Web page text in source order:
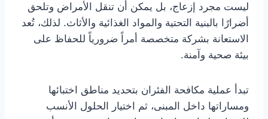
ليست مجرد إزعاج، بل يمكن أن تنقل الأمراض وتلحق
أضرارًا بالبنية التحتية والمواد الغذائية والأثاث. لذلك، تُعد
الاستعانة بشركة متخصصة أمراً ضرورياً للحفاظ على
بيئة صحية وآمنة.
تبدأ عملية مكافحة الفئران بتحديد مناطق اختبائها
ومساراتها داخل المبنى، ثم اختيار الحلول الأنسب